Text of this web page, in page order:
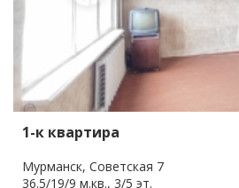
1-к квартира
Мурманск, Советская 7
36.5/19/9 м.кв., 3/5 эт.